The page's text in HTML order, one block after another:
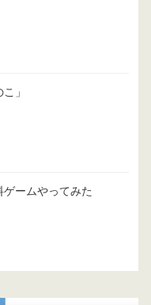
」
ームやってみた